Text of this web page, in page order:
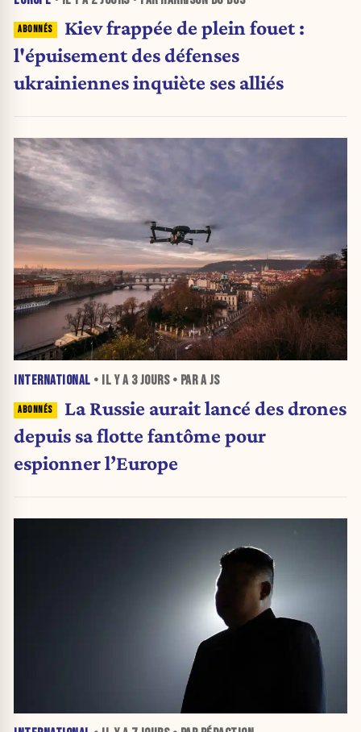
Kiev frappée de plein fouet :
l'épuisement des défenses
ukrainiennes inquiète ses alliés
INTERNATIONAL • IL Y A 3 JOURS• PAR A JS
La Russie aurait lancé des drones
depuis sa flotte fantôme pour
espionner l’Europe